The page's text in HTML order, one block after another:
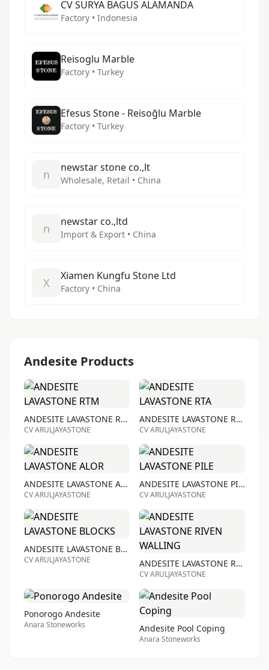
CV SURYA BAGUS ALAMANDA
Factory • Indonesia
Reisoglu Marble
Factory • Turkey
Efesus Stone - Reisoğlu Marble
Factory • Turkey
n newstar stone co.,lt
Wholesale, Retail • China
n newstar co.,ltd
Import & Export • China
X Xiamen Kungfu Stone Ltd
Factory • China
Andesite Products
ANDESITE LAVASTONE RTM
CV ARULJAYASTONE
ANDESITE LAVASTONE RTA
CV ARULJAYASTONE
ANDESITE LAVASTONE ALOR
CV ARULJAYASTONE
ANDESITE LAVASTONE PILE
CV ARULJAYASTONE
ANDESITE LAVASTONE BLOCKS
CV ARULJAYASTONE ANDESITE LAVASTONE RIVEN WALLING
CV ARULJAYASTONE
Ponorogo Andesite
Anara Stoneworks Andesite Pool Coping
Anara Stoneworks